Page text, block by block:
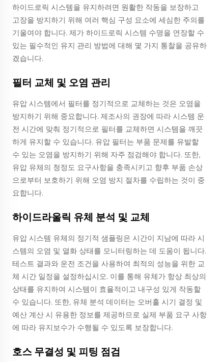
하이드로릭 시스템을 유지하려면 원활한 작동을 보장하고
고장을 방지하기 위해 여러 핵심 구성 요소에 세심한 주의를
기울여야 합니다. 제가 하이드로릭 시스템 수명을 연장할 수
있는 필수적인 유지 관리 방법에 대해 몇 가지 통찰을 공유하
겠습니다.
필터 교체 및 오염 관리
유압 시스템에서 필터를 정기적으로 교체하는 것은 오염을
방지하기 위해 중요합니다. 제조사의 권장에 따라 시스템 운
전 시간에 맞춰 정기적으로 필터를 교체하면 시스템을 깨끗
하게 유지할 수 있습니다. 유압 필터는 부품 문제를 유발할
수 있는 오염을 방지하기 위해 자주 점검해야 합니다. 또한,
유압 유체의 청정도 요구사항을 충족시키고 향후 부품 손상
으로부터 보호하기 위해 오염 방지 절차를 수립하는 것이 중
요합니다.
하이드라울릭 유체 분석 및 교체
유압 시스템 유체의 정기적 샘플링은 시간이 지남에 따라 시
스템의 오염 및 열화 상태를 모니터링하는 데 도움이 됩니다.
테스트 결과와 운전 조건을 사용하여 최적의 성능을 위한 교
체 시간 일정을 설정하십시오. 이를 통해 유체가 항상 최상의
상태를 유지하여 시스템이 효율적이고 내구성 있게 작동할
수 있습니다. 또한, 유체 분석 데이터는 오버홀 시기 결정 및
예산 계산 시 유용한 정보를 제공하므로 실제 부품 요구 사항
에 따라 유지보수가 수행될 수 있도록 보장합니다.
호스 무결성 및 피팅 점검